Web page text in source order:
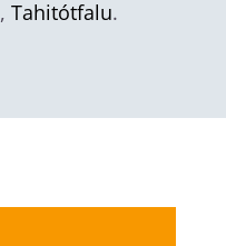
,Tahitótfalu.